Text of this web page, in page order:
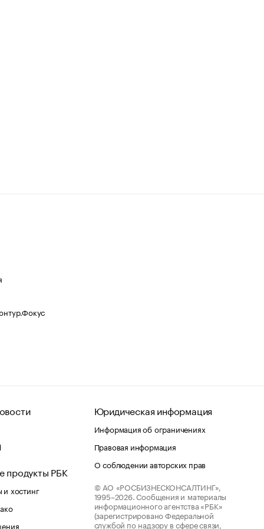
продукты РБК
хостинг
Юридическая информация
Информация об ограничениях
Правовая информация
О соблюдении авторских прав
© АО «РОСБИЗНЕСКОНСАЛТИНГ»,
1995–2026. Сообщения и материалы
информационного агентства «РБК»
(зарегистрировано Федеральной
службой по надзору в сфере связи,